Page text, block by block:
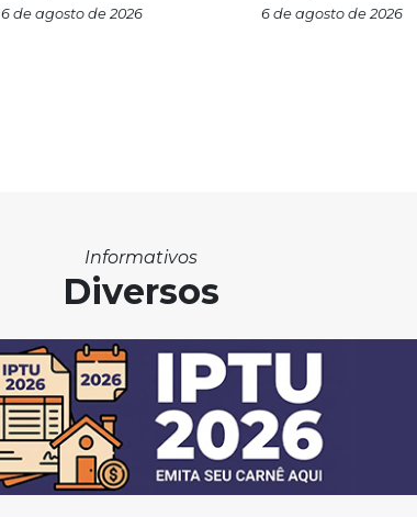
6 de agosto de 2026 6 de agosto de 2026
Informativos
Diversos